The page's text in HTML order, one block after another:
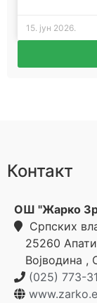
15. јун 2026.
Контакт
ОШ "Жарко
Српских
25260
Војводина ,
(025) 773-